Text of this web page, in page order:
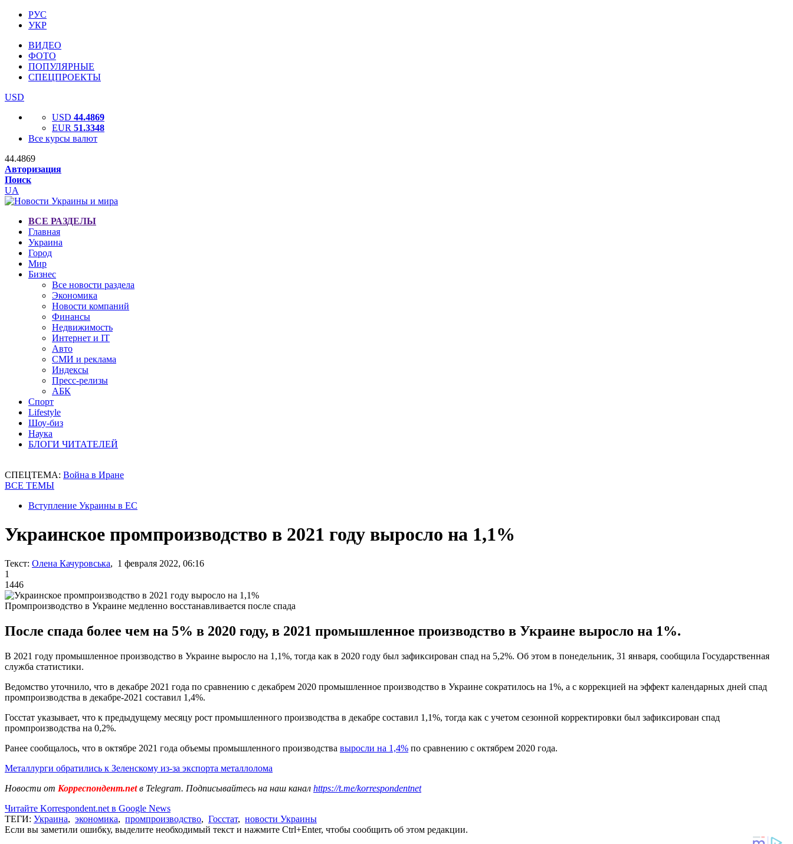
РУС
УКР
ВИДЕО
ФОТО
ПОПУЛЯРНЫЕ
СПЕЦПРОЕКТЫ
USD
USD 44.4869
EUR 51.3348
Все курсы валют
44.4869
Авторизация
Поиск
UA
ВСЕ РАЗДЕЛЫ
Главная
Украина
Город
Мир
Бизнес
Все новости раздела
Экономика
Новости компаний
Финансы
Недвижимость
Интернет и IT
Авто
СМИ и реклама
Индексы
Пресс-релизы
АБК
Спорт
Lifestyle
Шоу-биз
Наука
БЛОГИ ЧИТАТЕЛЕЙ
СПЕЦТЕМА: Война в Иране
ВСЕ ТЕМЫ
Вступление Украины в ЕС
Украинское промпроизводство в 2021 году выросло на 1,1%
Текст: Олена Качуровська, 1 февраля 2022, 06:16
1
1446
Промпроизводство в Украине медленно восстанавливается после спада
После спада более чем на 5% в 2020 году, в 2021 промышленное производство в Украине выросло на 1%.
В 2021 году промышленное производство в Украине выросло на 1,1%, тогда как в 2020 году был зафиксирован спад на 5,2%. Об этом в понедельник, 31 января, сообщила Государственная
служба статистики.
Ведомство уточнило, что в декабре 2021 года по сравнению с декабрем 2020 промышленное производство в Украине сократилось на 1%, а с коррекцией на эффект календарных дней спад
промпроизводства в декабре-2021 составил 1,4%.
Госстат указывает, что к предыдущему месяцу рост промышленного производства в декабре составил 1,1%, тогда как с учетом сезонной корректировки был зафиксирован спад
промпроизводства на 0,2%.
Ранее сообщалось, что в октябре 2021 года объемы промышленного производства выросли на 1,4% по сравнению с октябрем 2020 года.
Металлурги обратились к Зеленскому из-за экспорта металлолома
Новости от Корреспондент.netв Telegram. Подписывайтесь на наш канал https://t.me/korrespondentnet
Читайте Korrespondent.net в Google News
ТЕГИ: Украина, экономика, промпроизводство, Госстат, новости Украины
Если вы заметили ошибку, выделите необходимый текст и нажмите Ctrl+Enter, чтобы сообщить об этом редакции.